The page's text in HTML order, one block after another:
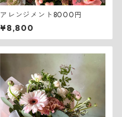
アレンジメント8000円
¥8,800